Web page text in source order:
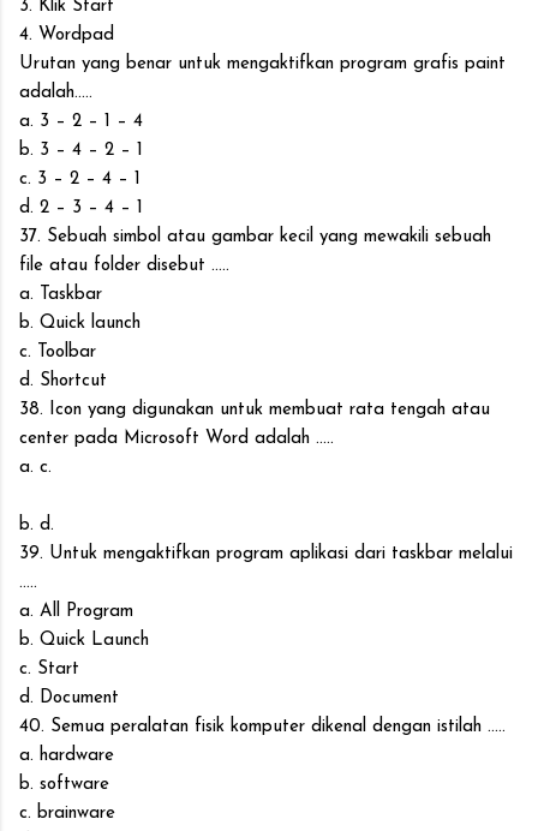
3. Klik Start
4. Wordpad
Urutan yang benar untuk mengaktifkan program grafis paint
adalah.....
a. 3 – 2 – 1 – 4
b. 3 – 4 – 2 – 1
c. 3 – 2 – 4 – 1
d. 2 – 3 – 4 – 1
37. Sebuah simbol atau gambar kecil yang mewakili sebuah
file atau folder disebut .....
a. Taskbar
b. Quick launch
c. Toolbar
d. Shortcut
38. Icon yang digunakan untuk membuat rata tengah atau
center pada Microsoft Word adalah .....
a. c.
b. d.
39. Untuk mengaktifkan program aplikasi dari taskbar melalui
.....
a. All Program
b. Quick Launch
c. Start
d. Document
40. Semua peralatan fisik komputer dikenal dengan istilah .....
a. hardware
b. software
c. brainware